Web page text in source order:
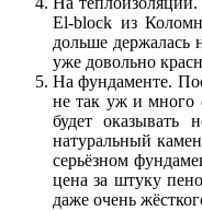
El-block из
дольше держалась
уже довольно
На фундаменте.
не так уж и много
будет оказывать
натуральный
серьёзном
цена за штуку
даже очень